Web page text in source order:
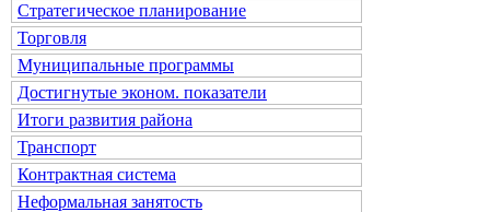
Стратегическое планирование
Торговля
Муниципальные программы
Достигнутые эконом. показатели
Итоги развития района
Транспорт
Контрактная система
Неформальная занятость